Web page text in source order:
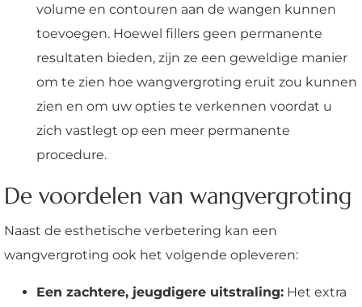
volume en contouren aan de wangen kunnen
toevoegen. Hoewel fillers geen permanente
resultaten bieden, zijn ze een geweldige manier
om te zien hoe wangvergroting eruit zou kunnen
zien en om uw opties te verkennen voordat u
zich vastlegt op een meer permanente
procedure.
De voordelen van wangvergroting
Naast de esthetische verbetering kan een
wangvergroting ook het volgende opleveren:
Een zachtere, jeugdigere uitstraling: Het extra